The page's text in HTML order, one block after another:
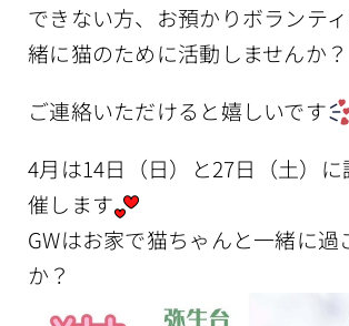
できない方、お預かりボランテ
緒に猫のために活動しませんか？
ご連絡いただけると嬉しいです
4月は14日（日）と27日（土）
催します
GWはお家で猫ちゃんと一緒に過
か？